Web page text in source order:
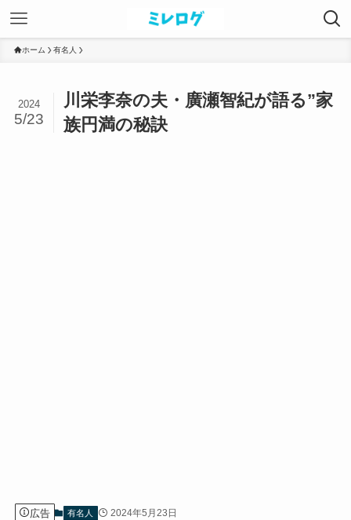
ホーム 有名人
川栄李奈の夫・廣瀬智紀が語る”家
族円満の秘訣
2024
5/23
広告 有名人 2024年5月23日